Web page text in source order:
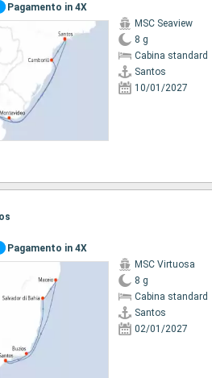
Pagamento in 4X
MSC Seaview
8 g
Cabina standard
Santos
10/01/2027
Pagamento in 4X
MSC Virtuosa
8 g
Cabina standard
Santos
02/01/2027